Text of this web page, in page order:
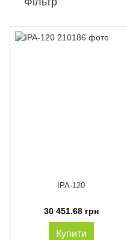
IPA-120
30 451.68 грн
Купити